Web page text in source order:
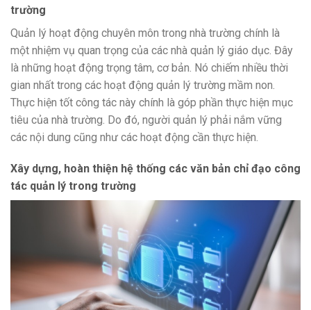
trường
Quản lý hoạt động chuyên môn trong nhà trường chính là
một nhiệm vụ quan trọng của các nhà quản lý giáo dục. Đây
là những hoạt động trọng tâm, cơ bản. Nó chiếm nhiều thời
gian nhất trong các hoạt động quản lý trường mầm non.
Thực hiện tốt công tác này chính là góp phần thực hiện mục
tiêu của nhà trường. Do đó, người quản lý phải nắm vững
các nội dung cũng như các hoạt động cần thực hiện.
Xây dựng, hoàn thiện hệ thống các văn bản chỉ đạo công
tác quản lý trong trường